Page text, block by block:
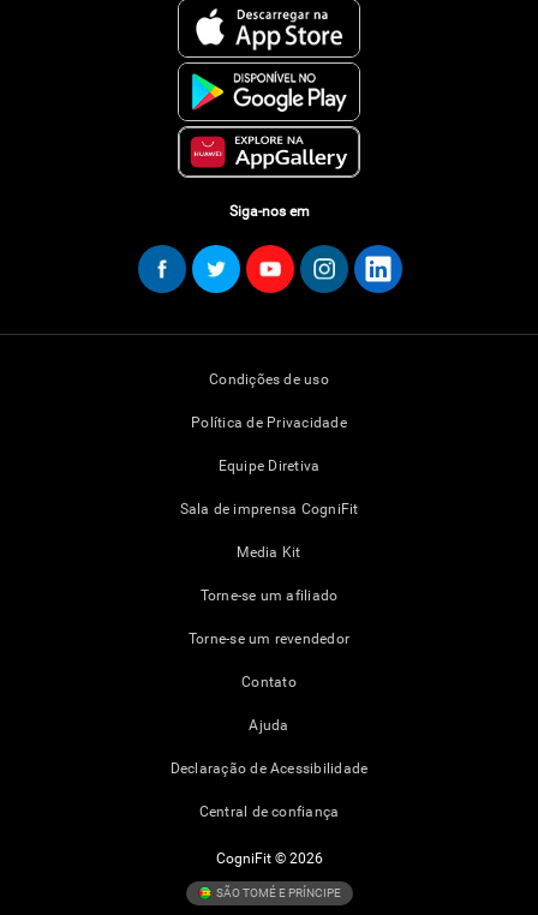
Siga-nos em
Condições de uso
Política de Privacidade
Equipe Diretiva
Sala de imprensa CogniFit
Media Kit
Torne-se um afiliado
Torne-se um revendedor
Contato
Ajuda
Declaração de Acessibilidade
Central de confiança
CogniFit © 2026
SÃO TOMÉ E PRÍNCIPE